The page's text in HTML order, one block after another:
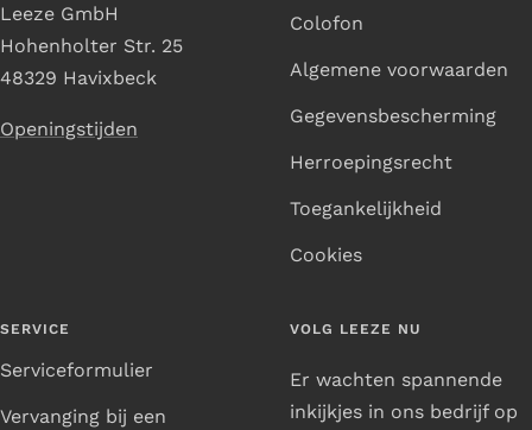
Leeze GmbH
Hohenholter Str. 25
48329 Havixbeck
Openingstijden
Colofon
Algemene voorwaarden
Gegevensbescherming
Herroepingsrecht
Toegankelijkheid
Cookies
SERVICE
Serviceformulier
Vervanging bij een
VOLG LEEZE NU
Er wachten spannende
inkijkjes in ons bedrijf op